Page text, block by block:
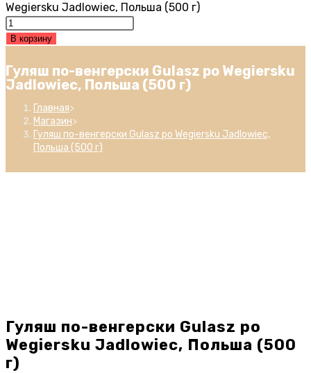
Wegiersku Jadlowiec, Польша (500 г)
В корзину
Гуляш по-венгерски Gulasz po Wegiersku
Jadlowiec, Польша (500 г)
Главная>
Магазин>
Гуляш по-венгерски Gulasz po Wegiersku Jadlowiec,
Польша (500 г)
Гуляш по-венгерски Gulasz po
Wegiersku Jadlowiec, Польша (500
г)